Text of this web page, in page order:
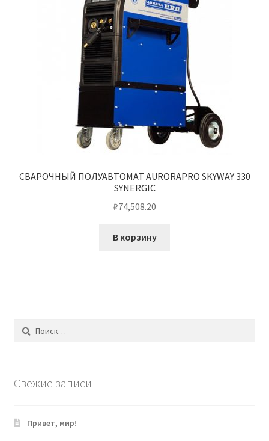
СВАРОЧНЫЙ ПОЛУАВТОМАТ AURORAPRO SKYWAY 330
SYNERGIC
₽74,508.20
В корзину
Найти:
Свежие записи
Привет, мир!